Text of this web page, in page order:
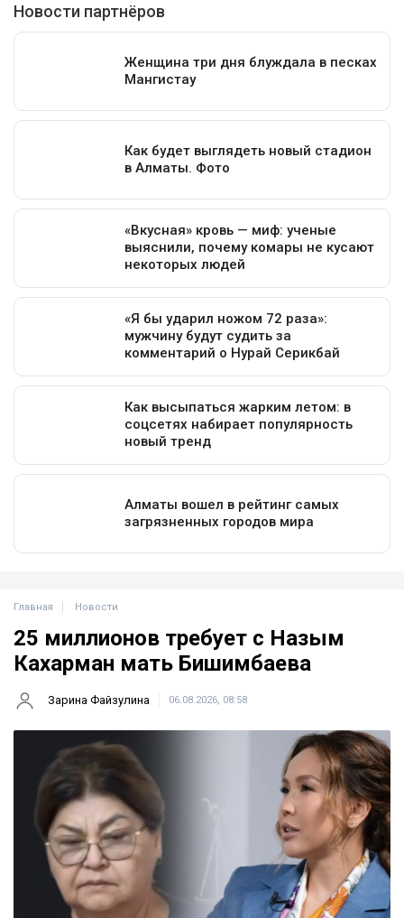
Главная Новости
25 миллионов требует с Назым
Кахарман мать Бишимбаева
Зарина Файзулина 06.08.2026, 08:58